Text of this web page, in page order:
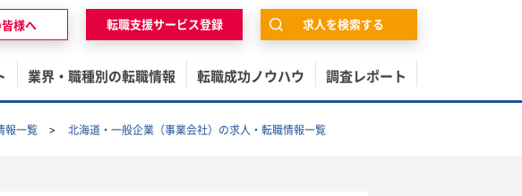
業界・職種別の転職情報 転職成功ノウハウ 調査レポート
様へ 転職支援サービス登録 求人を検索する
報一覧 北海道・一般企業（事業会社）の求人・転職情報一覧